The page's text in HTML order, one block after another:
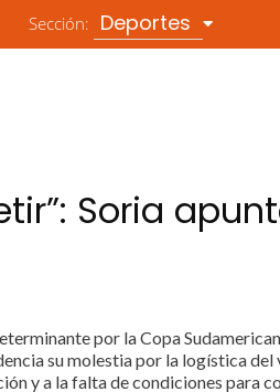
Sección: Deportes
Soria
por la Copa
su molestia por la logística del
y a la falta de condiciones para